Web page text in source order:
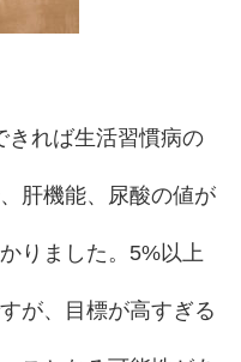
きれば生活習慣病の
肝機能、尿酸の値が
りました。5%以上
が、目標が高すぎる